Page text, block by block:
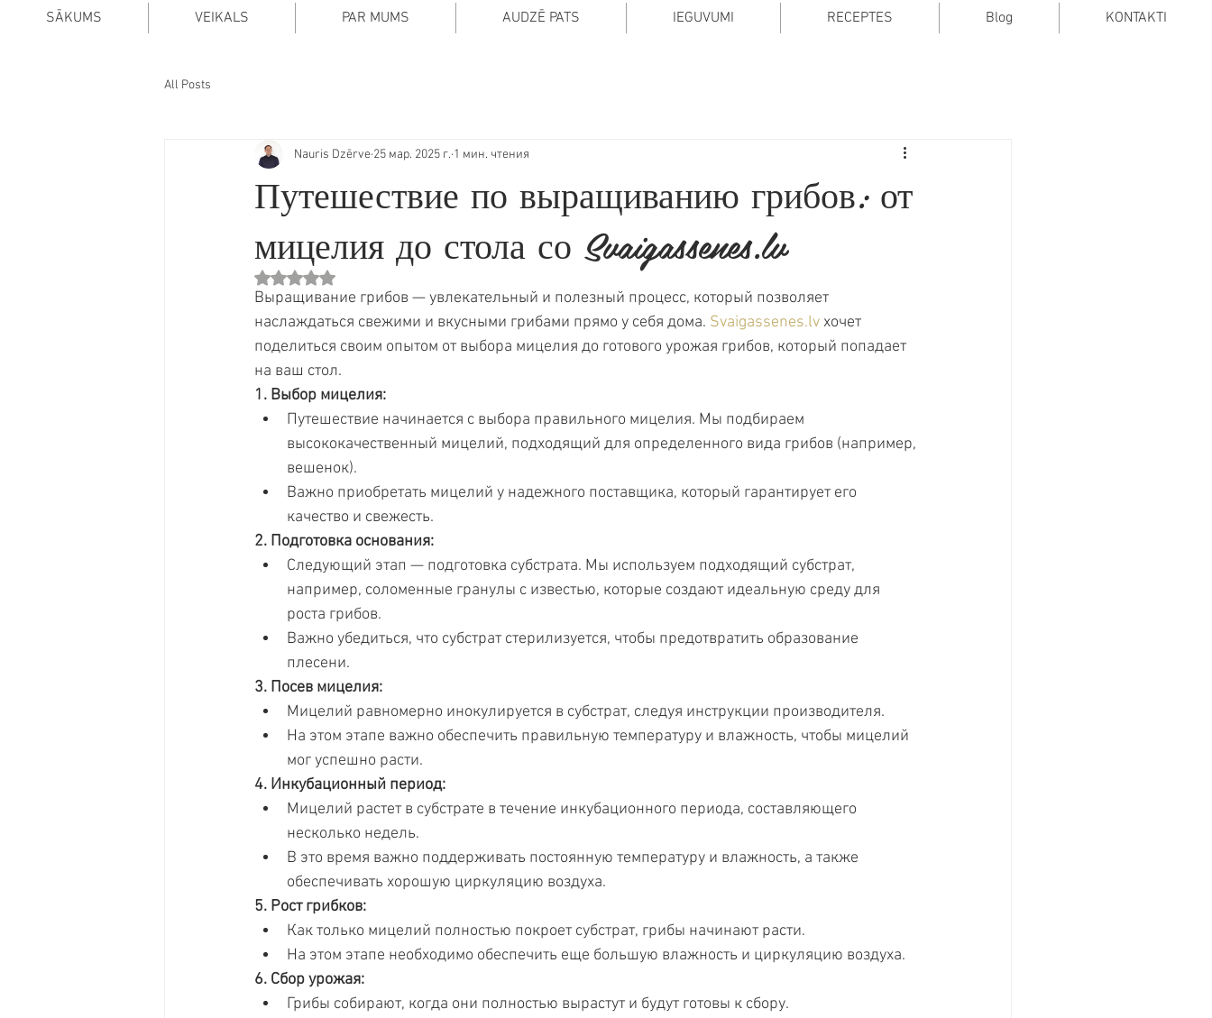
SĀKUMS VEIKALS PAR MUMS AUDZĒ PATS IEGUVUMI RECEPTES Blog KONTAKTI
All Posts
Путешествие по выращиванию грибов: от
мицелия до стола со Svaigassenes.lv
Nauris Dzērve 25 мар. 2025 г. 1 мин. чтения
Оценка: не число из 5 звезд.
Выращивание грибов — увлекательный и полезный процесс, который позволяет
наслаждаться свежими и вкусными грибами прямо у себя дома. Svaigassenes.lv хочет
поделиться своим опытом от выбора мицелия до готового урожая грибов, который попадает
на ваш стол.
1. Выбор мицелия:
Путешествие начинается с выбора правильного мицелия. Мы подбираем
высококачественный мицелий, подходящий для определенного вида грибов (например,
вешенок).
Важно приобретать мицелий у надежного поставщика, который гарантирует его
качество и свежесть.
2. Подготовка основания:
Следующий этап — подготовка субстрата. Мы используем подходящий субстрат,
например, соломенные гранулы с известью, которые создают идеальную среду для
роста грибов.
Важно убедиться, что субстрат стерилизуется, чтобы предотвратить образование
плесени.
3. Посев мицелия:
Мицелий равномерно инокулируется в субстрат, следуя инструкции производителя.
На этом этапе важно обеспечить правильную температуру и влажность, чтобы мицелий
мог успешно расти.
4. Инкубационный период:
Мицелий растет в субстрате в течение инкубационного периода, составляющего
несколько недель.
В это время важно поддерживать постоянную температуру и влажность, а также
обеспечивать хорошую циркуляцию воздуха.
5. Рост грибков:
Как только мицелий полностью покроет субстрат, грибы начинают расти.
На этом этапе необходимо обеспечить еще большую влажность и циркуляцию воздуха.
6. Сбор урожая:
Грибы собирают, когда они полностью вырастут и будут готовы к сбору.